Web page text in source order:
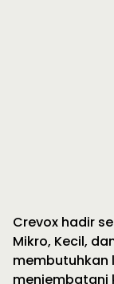
Crevox hadir
Mikro, Kecil,
membutuhkan
menjembatani